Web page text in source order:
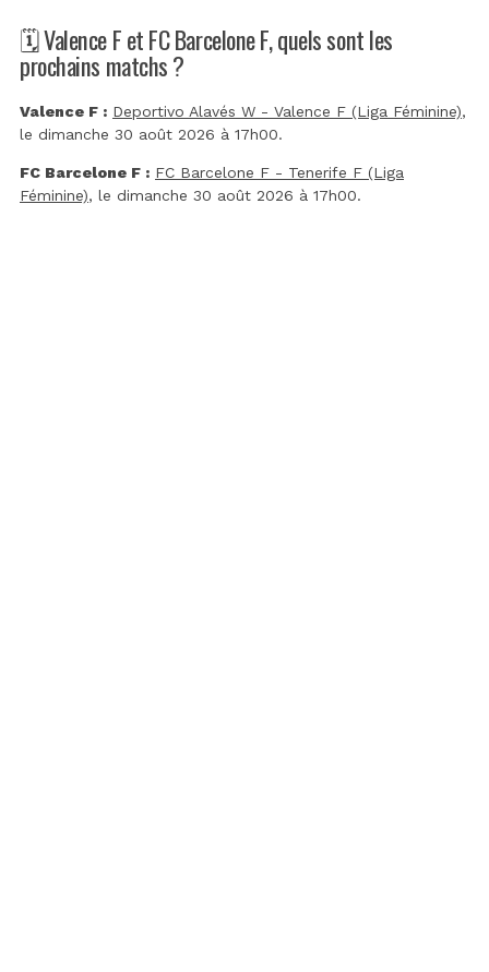
🗓️ Valence F et FC Barcelone F, quels sont les
prochains matchs ?
Valence F : Deportivo Alavés W - Valence F (Liga Féminine),
le dimanche 30 août 2026 à 17h00.
FC Barcelone F : FC Barcelone F - Tenerife F (Liga
Féminine), le dimanche 30 août 2026 à 17h00.